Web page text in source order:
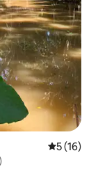
5 (16)